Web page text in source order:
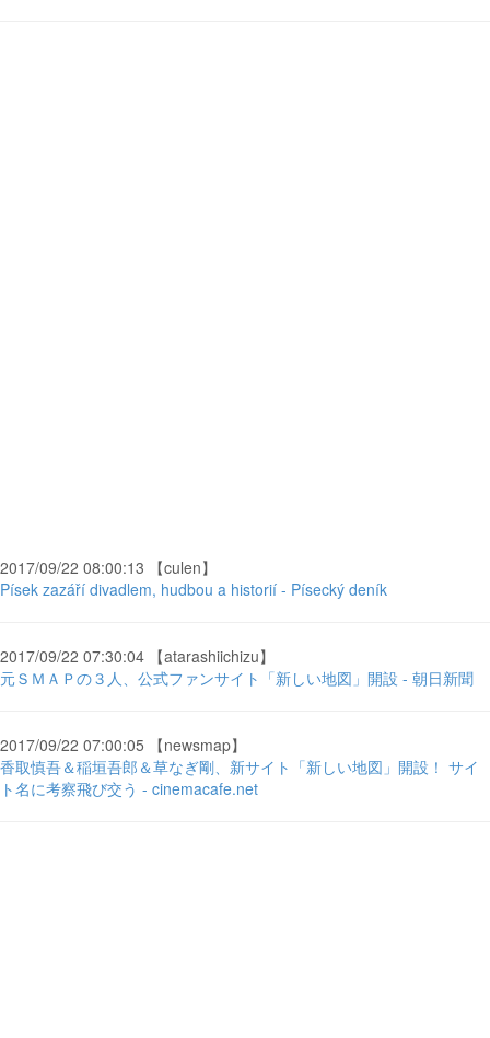
2017/09/22 08:00:13 【culen】
Písek zazáří divadlem, hudbou a historií - Písecký deník
2017/09/22 07:30:04 【atarashiichizu】
元ＳＭＡＰの３人、公式ファンサイト「新しい地図」開設 - 朝日新聞
2017/09/22 07:00:05 【newsmap】
香取慎吾＆稲垣吾郎＆草なぎ剛、新サイト「新しい地図」開設！ サイ
ト名に考察飛び交う - cinemacafe.net